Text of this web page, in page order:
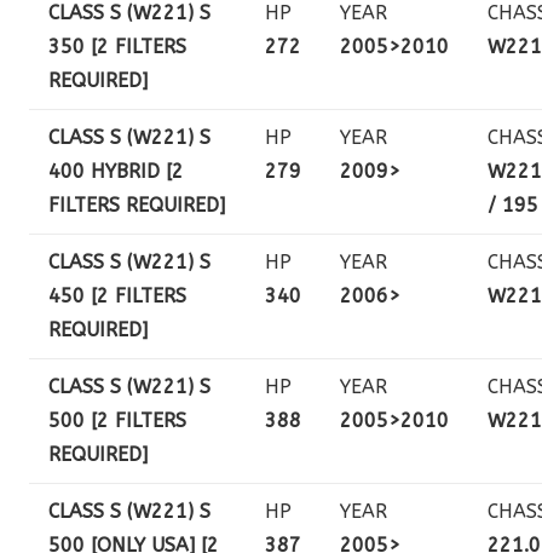
CLASS S (W221) S
350 [2 FILTERS
REQUIRED]
HP
272
YEAR
2005>2010
W221
CLASS S (W221) S
400 HYBRID [2
FILTERS REQUIRED]
HP
279
YEAR
2009>
/ 195
CLASS S (W221) S
450 [2 FILTERS
REQUIRED]
HP
340
YEAR
2006>
W221
CLASS S (W221) S
500 [2 FILTERS
REQUIRED]
HP
388
YEAR
2005>2010
W221
CLASS S (W221) S
500 [ONLY USA] [2
HP
387
YEAR
2005>